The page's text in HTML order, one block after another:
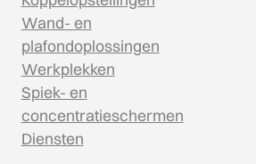
Wand- en
plafondoplossingen
Werkplekken
Spiek- en
concentratieschermen
Diensten